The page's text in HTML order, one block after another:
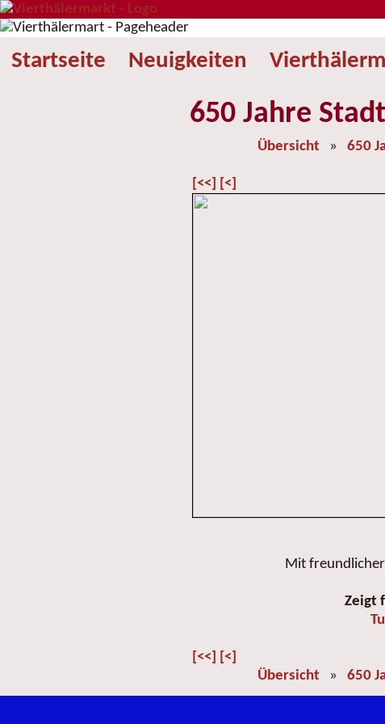
Startseite Neuigkeiten
650 Jahre
Übersicht » 650
[<<] [<]
Mit freundlicher
Zeigt
[<<] [<]
Übersicht » 650